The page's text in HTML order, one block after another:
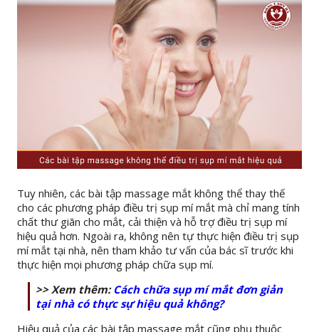
Tuy nhiên, các bài tập massage mắt không thể thay thế
cho các phương pháp điều trị sụp mí mắt mà chỉ mang tính
chất thư giãn cho mắt, cải thiện và hỗ trợ điều trị sụp mí
hiệu quả hơn. Ngoài ra, không nên tự thực hiện điều trị sụp
mí mắt tại nhà, nên tham khảo tư vấn của bác sĩ trước khi
thực hiện mọi phương pháp chữa sụp mí.
>> Xem thêm: Cách chữa sụp mí mắt đơn giản
tại nhà có thực sự hiệu quả không?
Hiệu quả của các bài tập massage mắt cũng phụ thuộc